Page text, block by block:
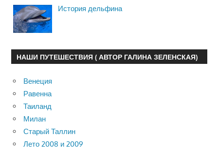
История дельфина
НАШИ ПУТЕШЕСТВИЯ ( АВТОР ГАЛИНА ЗЕЛЕНСКАЯ)
Венеция
Равенна
Таиланд
Милан
Старый Таллин
Лето 2008 и 2009